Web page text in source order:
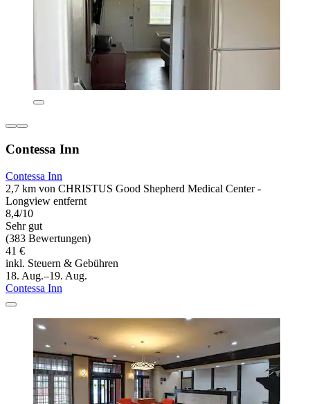
Contessa Inn
Contessa Inn
2,7 km von CHRISTUS Good Shepherd Medical Center -
Longview entfernt
8,4/10
Sehr gut
(383 Bewertungen)
41 €
inkl. Steuern & Gebühren
18. Aug.–19. Aug.
Contessa Inn